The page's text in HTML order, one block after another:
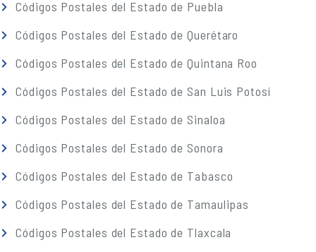
Códigos Postales del Estado de Puebla
Códigos Postales del Estado de Querétaro
Códigos Postales del Estado de Quintana Roo
Códigos Postales del Estado de San Luis Potosí
Códigos Postales del Estado de Sinaloa
Códigos Postales del Estado de Sonora
Códigos Postales del Estado de Tabasco
Códigos Postales del Estado de Tamaulipas
Códigos Postales del Estado de Tlaxcala